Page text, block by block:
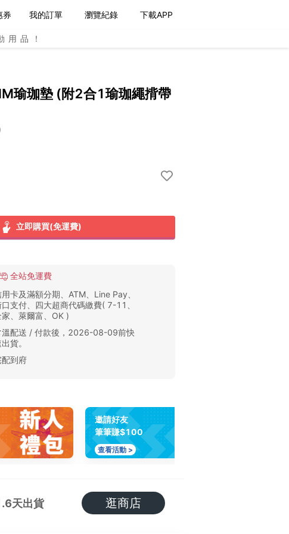
券 我的訂單 瀏覽紀錄 下載APP
品！
瑜珈墊 (附2合1瑜珈繩揹帶
立即購買(免運費)
全站免運費
卡及滿額分期、ATM、Line Pay、
口支付、四大超商代碼繳費( 7-11、
家、萊爾富、OK )
溫配送 / 付款後，2026-08-09前快
貨。
配到府
邀請好友
筆筆賺$100
查看活動 >
天出貨 逛商店